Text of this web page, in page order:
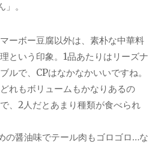
。
マーボー豆腐以外は、素朴な中華料
理という印象。1品あたりはリーズナ
ブルで、CPはなかなかいいですね。
どれもボリュームもかなりあるの
で、2人だとあまり種類が食べられ
の醤油味でテール肉もゴロゴロ…な